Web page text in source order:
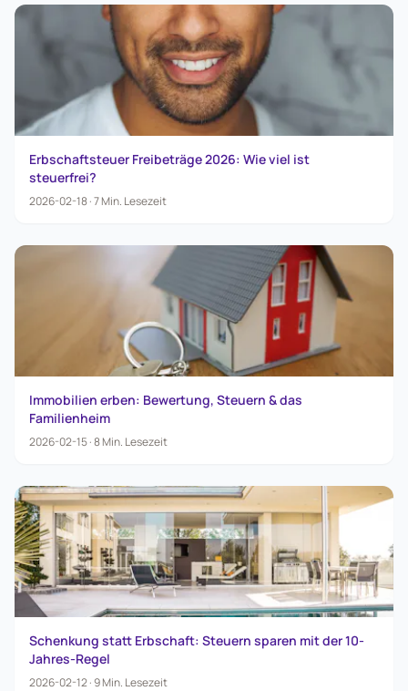
Erbschaftsteuer Freibeträge 2026: Wie viel ist
steuerfrei?
2026-02-18·7Min. Lesezeit
Immobilien erben: Bewertung, Steuern & das
Familienheim
2026-02-15·8Min. Lesezeit
Schenkung statt Erbschaft: Steuern sparen mit der 10-
Jahres-Regel
2026-02-12·9Min. Lesezeit